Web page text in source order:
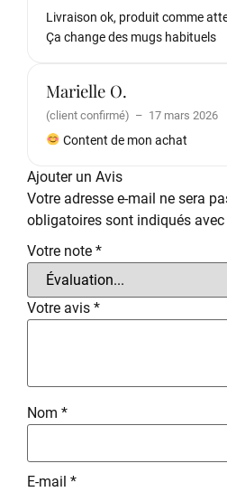
Livraison ok, produit comme
Ça change des mugs habituels
Marielle O.
(client confirmé) – 17 mars 2026
Content de mon achat
Ajouter un Avis
Votre adresse e-mail ne sera
obligatoires sont indiqués avec
Votre note *
Votre avis *
Nom *
E-mail *